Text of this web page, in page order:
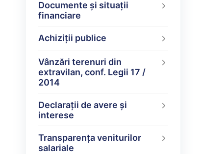
Documente şi situaţii
financiare
Achiziții publice
Vânzări terenuri din
extravilan, conf. Legii 17 /
2014
Declarații de avere şi
interese
Transparența veniturilor
salariale